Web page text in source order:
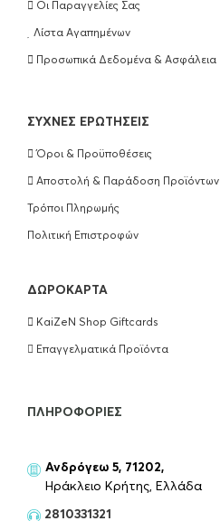
Οι Παραγγελίες Σας
Λίστα Αγαπημένων
Προσωπικά Δεδομένα & Ασφάλεια
ΣΥΧΝΈΣ ΕΡΩΤΉΣΕΙΣ
Όροι & Προϋποθέσεις
Αποστολή & Παράδοση Προϊόντων
Τρόποι Πληρωμής
Πολιτική Επιστροφών
ΔΩΡΟΚΆΡΤΑ
KaiZeN Shop Giftcards
Επαγγελματικά Προϊόντα
ΠΛΗΡΟΦΟΡΊΕΣ
Ανδρόγεω 5, 71202,
Ηράκλειο Κρήτης, Ελλάδα
2810331321